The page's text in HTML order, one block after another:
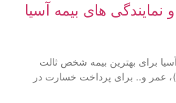
های بیمه آسیا
برای بهترین بیمه شخص ثالت
عمر و.. برای پرداخت خسارت در